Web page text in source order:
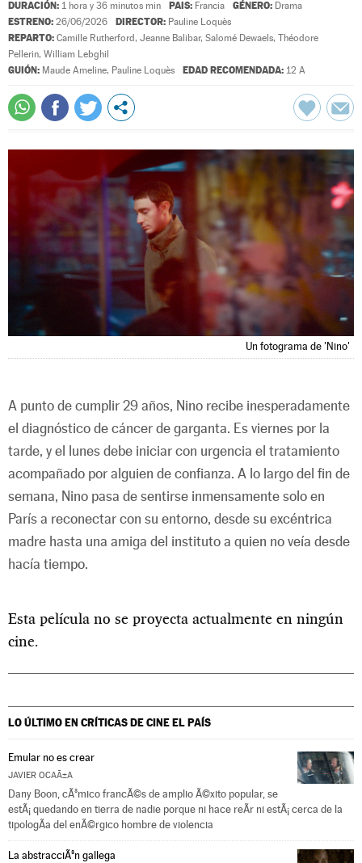
DURACIÓN: 1 hora y 36 minutos min PAIS: Francia GÉNERO: Drama
ESTRENO: 26/06/2026 DIRECTOR: Pauline Loquès
REPARTO: Camille Rutherford, Jeanne Balibar, Salomé Dewaels, Théodore
Pellerin, William Lebghil
GUIÓN: Maude Ameline, Pauline Loquès EDAD RECOMENDADA: 12 A
Un fotograma de 'Nino'
A punto de cumplir 29 años, Nino recibe inesperadamente
el diagnóstico de cáncer de garganta. Es viernes por la
tarde, y el lunes debe iniciar con urgencia el tratamiento
acompañado por alguien de confianza. A lo largo del fin de
semana, Nino pasa de sentirse inmensamente solo en
París a reconectar con su entorno, desde su excéntrica
madre hasta una amiga del instituto a quien no veía desde
hacía tiempo.
Esta película no se proyecta actualmente en ningún
cine.
LO ÚLTIMO EN CRÍTICAS DE CINEEL PAÍS
Emular no es crear
JAVIER OCAÃ±A
Dany Boon, cÃ³mico francÃ©s de amplio Ã©xito popular, se
estÃ¡ quedando en tierra de nadie porque ni hace reÃ­r ni estÃ¡ cerca de la
tipologÃ­a del enÃ©rgico hombre de violencia
La abstracciÃ³n gallega